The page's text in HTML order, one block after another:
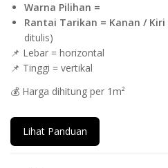
Warna Pilihan =
Rantai Tarikan = Kanan / Kiri
ditulis)
📌 Lebar = horizontal
📌 Tinggi = vertikal
💰 Harga dihitung per 1m²
Lihat Panduan